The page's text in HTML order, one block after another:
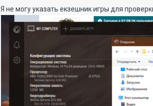
Я не могу указать екзешник игры для